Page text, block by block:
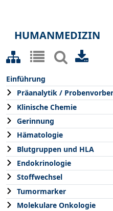
HUMANMEDIZIN
Einführung
Präanalytik /
Klinische Chemie
Gerinnung
Hämatologie
Blutgruppen und HLA
Endokrinologie
Stoffwechsel
Tumormarker
Molekulare Onkologie